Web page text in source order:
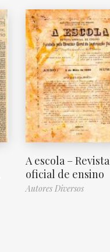
A escola – Revista
oficial de ensino
Autores Diversos